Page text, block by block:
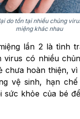
do tồn tại nhiều chủng
miệng khác nhau
lần 2 là tình
virus có nhiều
chưa hoàn thiện,
vệ sinh, hạn
sức khỏe của bé